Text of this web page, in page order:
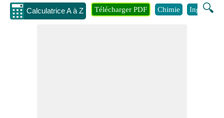
Calculatrice A à Z 🔍
Télécharger PDF Chimie Ingénierie